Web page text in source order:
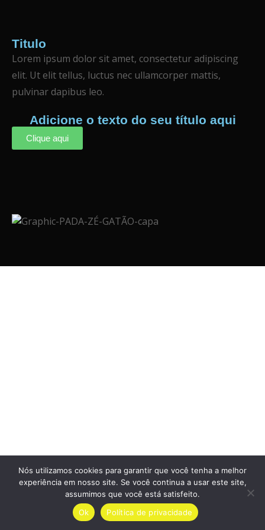
Titulo
Lorem ipsum dolor sit amet, consectetur adipiscing
elit. Ut elit tellus, luctus nec ullamcorper mattis,
pulvinar dapibus leo.
Adicione o texto do seu título aqui
Clique aqui
Nós utilizamos cookies para garantir que você tenha a melhor
experiência em nosso site. Se você continua a usar este site,
assumimos que você está satisfeito.
Ok
Política de privacidade